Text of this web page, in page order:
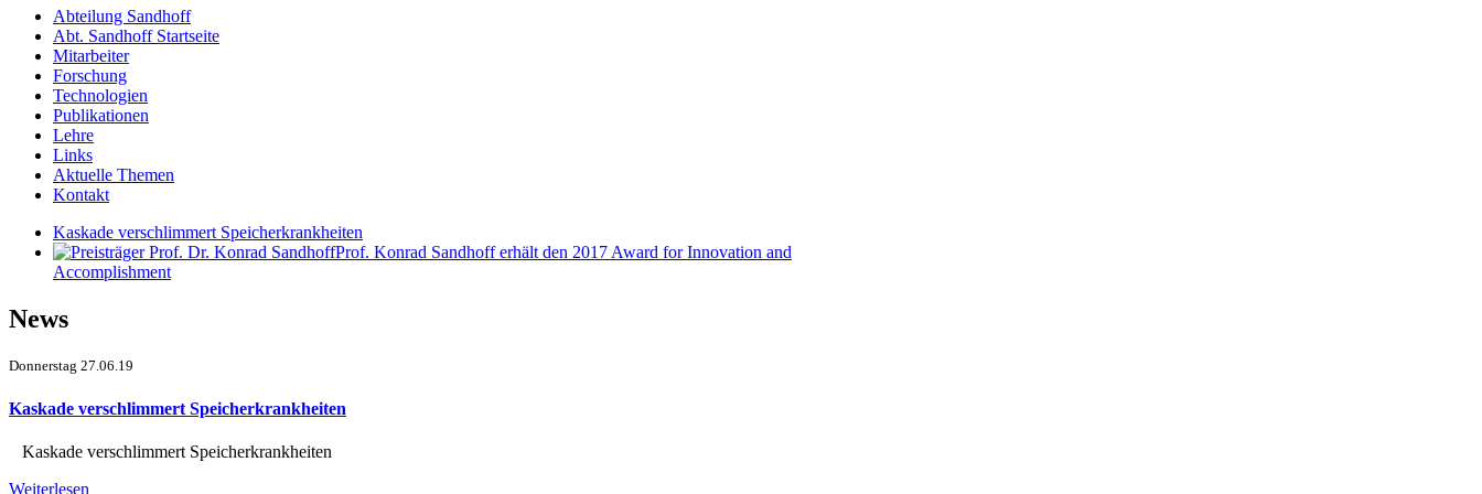
Abteilung Sandhoff
Abt. Sandhoff Startseite
Mitarbeiter
Forschung
Technologien
Publikationen
Lehre
Links
Aktuelle Themen
Kontakt
Kaskade verschlimmert Speicherkrankheiten
Prof. Konrad Sandhoff erhält den 2017 Award for Innovation and
Accomplishment
News
Donnerstag 27.06.19
Kaskade verschlimmert Speicherkrankheiten
Kaskade verschlimmert Speicherkrankheiten
Weiterlesen